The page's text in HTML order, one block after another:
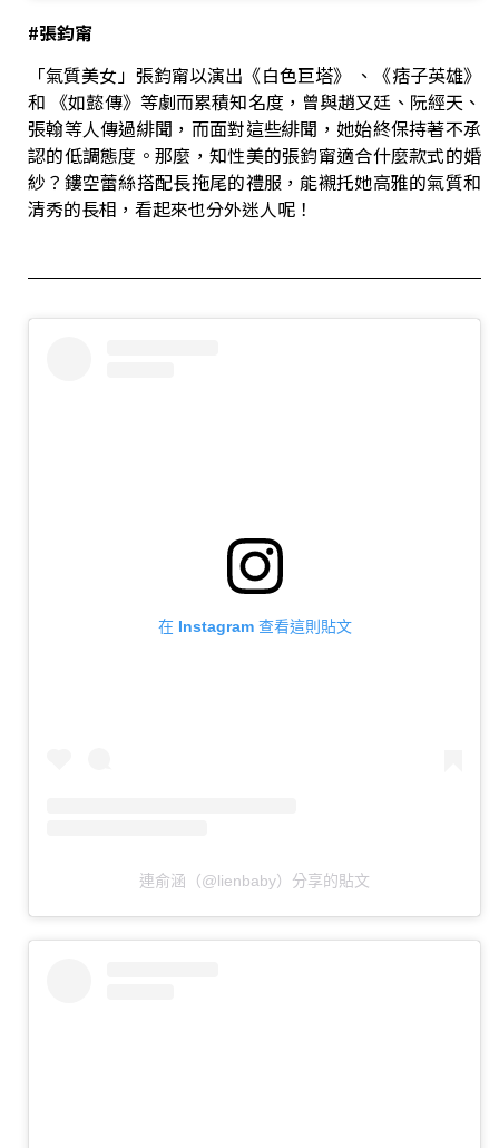
#張鈞甯
「氣質美女」張鈞甯以演出《白色巨塔》 、《痞子英雄》
和 《如懿傳》等劇而累積知名度，曾與趙又廷、阮經天、
張翰等人傳過緋聞，而面對這些緋聞，她始終保持著不承
認的低調態度。那麼，知性美的張鈞甯適合什麼款式的婚
紗？鏤空蕾絲搭配長拖尾的禮服，能襯托她高雅的氣質和
清秀的長相，看起來也分外迷人呢！
在 Instagram 查看這則貼文
連俞涵（@lienbaby）分享的貼文